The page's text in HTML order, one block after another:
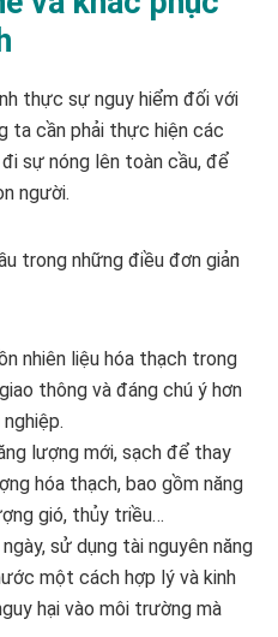
thực sự nguy hiểm đối với
ta cần phải thực hiện các
sự nóng lên toàn cầu, để
người.
trong những điều đơn giản
nhiên liệu hóa thạch trong
thông và đáng chú ý hơn
lượng mới, sạch để thay
hóa thạch, bao gồm năng
gió, thủy triều…
sử dụng tài nguyên năng
một cách hợp lý và kinh
hại vào môi trường mà